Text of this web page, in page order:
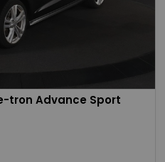
tron Advance Sport